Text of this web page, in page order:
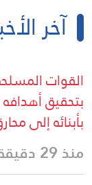
آخر
القوات
بتحقيق
بأبنائه إلى
منذ 29 دقيقة